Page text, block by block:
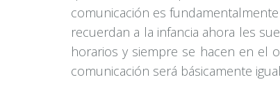
comunicación es
recuerdan a la infancia ahora les
horarios y siempre se hacen en el
comunicación será básicamente